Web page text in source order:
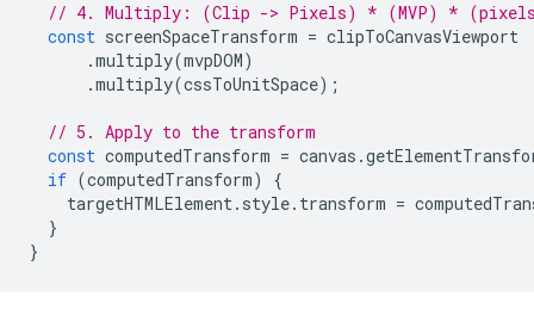
// 4. Multiply: (Clip -> Pixels) * (MVP) *
const screenSpaceTransform = clipToCanvasViewport
.multiply(mvpDOM)
.multiply(cssToUnitSpace);
// 5. Apply to the transform
const computedTransform = canvas .
if (computedTransform)
{
targetHTMLElement. style. transform =
}
}